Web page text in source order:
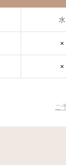
水
×
×
ご